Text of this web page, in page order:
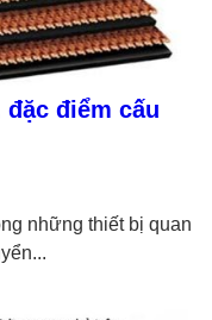
điểm cấu
những thiết bị quan